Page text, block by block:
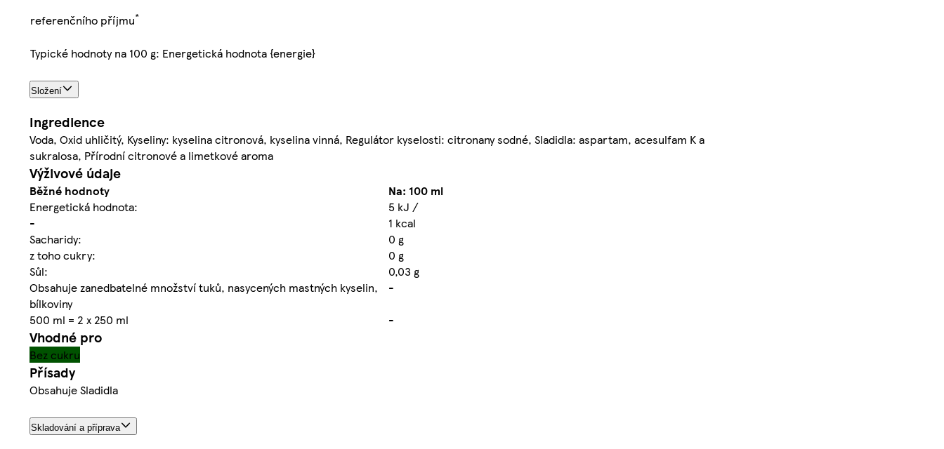
referenčního příjmu*
Typické hodnoty na 100 g: Energetická hodnota {energie}
Složení
Ingredience
Voda, Oxid uhličitý, Kyseliny: kyselina citronová, kyselina vinná, Regulátor kyselosti: citronany sodné, Sladidla: aspartam, acesulfam K a
sukralosa, Přírodní citronové a limetkové aroma
Výživové údaje
Běžné hodnoty
Na: 100 ml
Energetická hodnota:
5 kJ /
-
1 kcal
Sacharidy:
0 g
z toho cukry:
0 g
Sůl:
0,03 g
Obsahuje zanedbatelné množství tuků, nasycených mastných kyselin,
bílkoviny
-
500 ml = 2 x 250 ml
-
Vhodné pro
Bez cukru
Přísady
Obsahuje Sladidla
Skladování a příprava